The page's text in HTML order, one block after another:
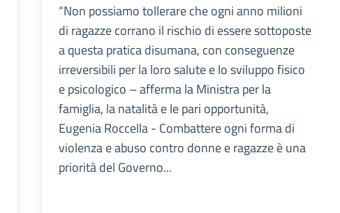
“Non possiamo tollerare che ogni anno milioni
di ragazze corrano il rischio di essere sottoposte
a questa pratica disumana, con conseguenze
irreversibili per la loro salute e lo sviluppo fisico
e psicologico – afferma la Ministra per la
famiglia, la natalità e le pari opportunità,
Eugenia Roccella - Combattere ogni forma di
violenza e abuso contro donne e ragazze è una
priorità del Governo...